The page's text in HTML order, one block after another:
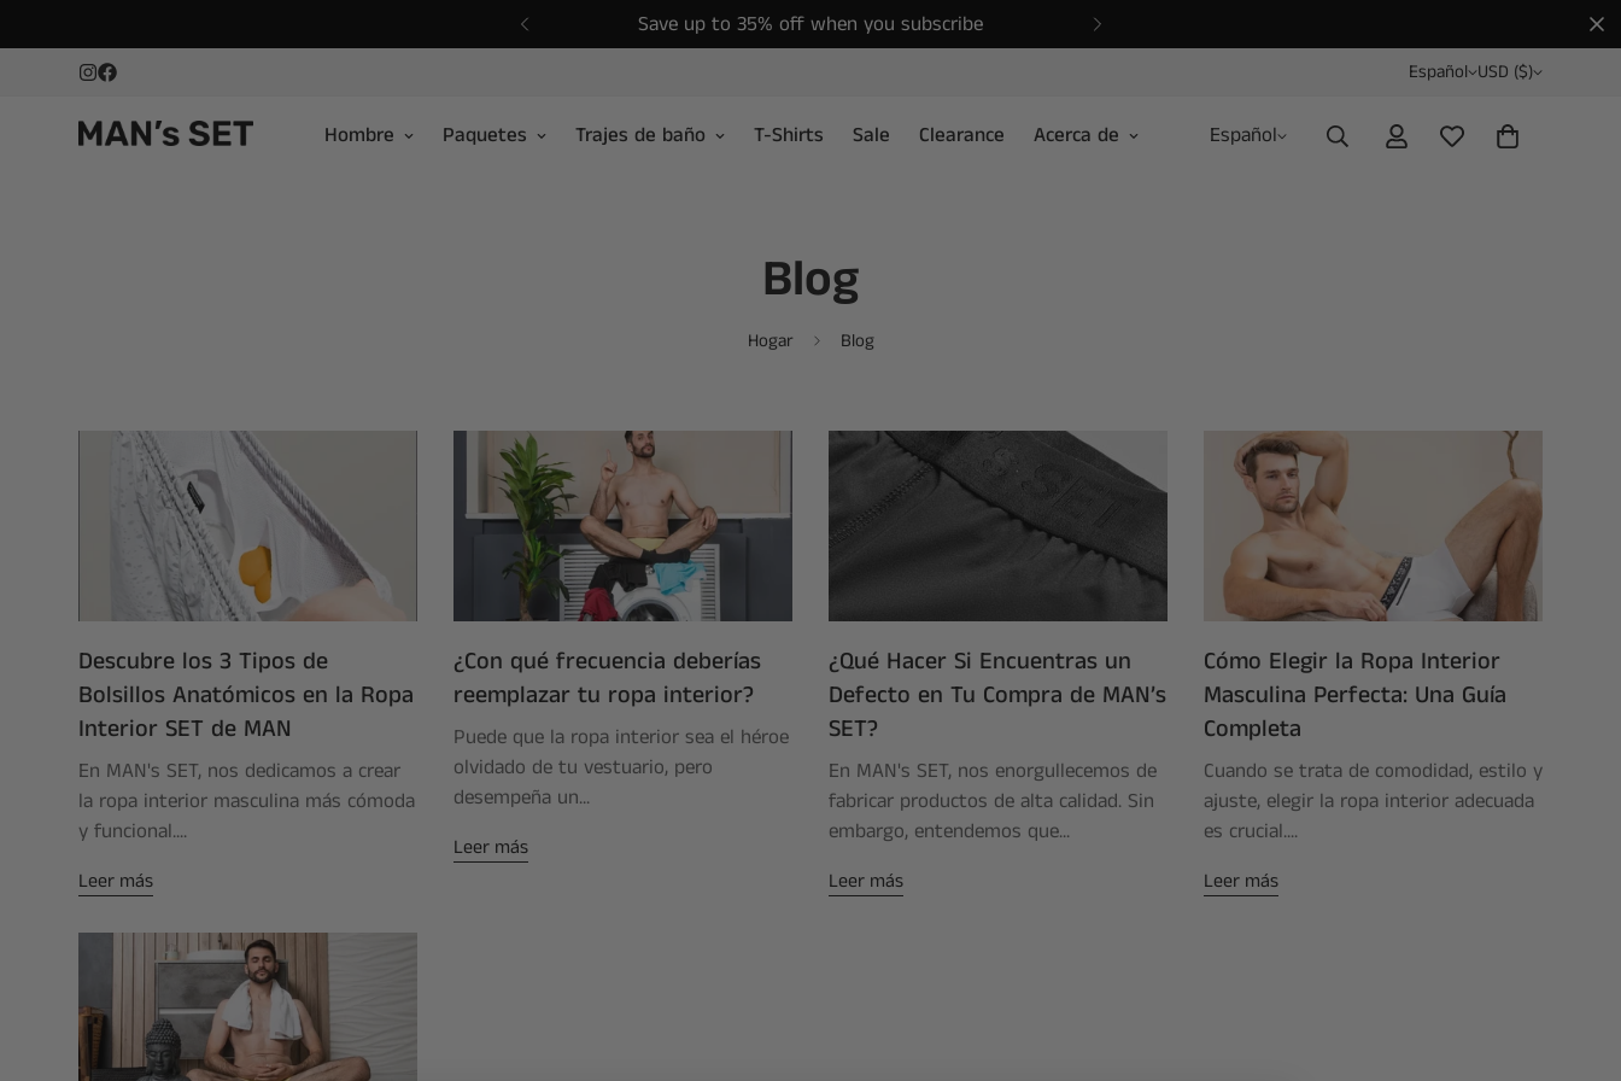
Save up to 35% off when you subscribe Free shipping for all orders
Español USD ($)
Hombre Paquetes Trajes de baño T-Shirts Sale Clearance Acerca de Español
Blog
Hogar Blog
Descubre los 3 Tipos de
Bolsillos Anatómicos en la Ropa
Interior SET de MAN
En MAN's SET, nos dedicamos a crear
la ropa interior masculina más cómoda
y funcional....
Leer más
¿Con qué frecuencia deberías
reemplazar tu ropa interior?
Puede que la ropa interior sea el héroe
olvidado de tu vestuario, pero
desempeña un...
Leer más
¿Qué Hacer Si Encuentras un
Defecto en Tu Compra de MAN’s
SET?
En MAN's SET, nos enorgullecemos de
fabricar productos de alta calidad. Sin
embargo, entendemos que...
Leer más
Cómo Elegir la Ropa Interior
Masculina Perfecta: Una Guía
Completa
Cuando se trata de comodidad, estilo y
ajuste, elegir la ropa interior adecuada
es crucial....
Leer más